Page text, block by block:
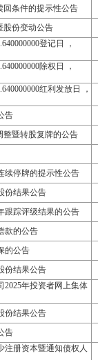
回条件的提示性公告
股份变动公告
登记日 ，
除权日 ，
红利发放日 ，
告
整暨转股复牌的公告
续停牌的提示性公告
份结果公告
跟踪评级结果的公告
款的公告
的公告
份结果公告
2025年投资者网上集体
份结果公告
告
注册资本暨通知债权人